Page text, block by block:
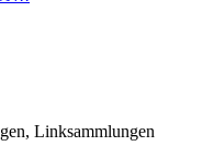
Linksammlungen